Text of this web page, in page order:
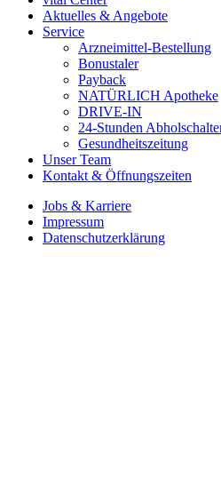
Aktuelles & Angebote
Service
Arzneimittel-Bestellung
Bonustaler
Payback
NATÜRLICH Apotheke
DRIVE-IN
24-Stunden
Gesundheitszeitung
Unser Team
Kontakt & Öffnungszeiten
Jobs & Karriere
Impressum
Datenschutzerklärung